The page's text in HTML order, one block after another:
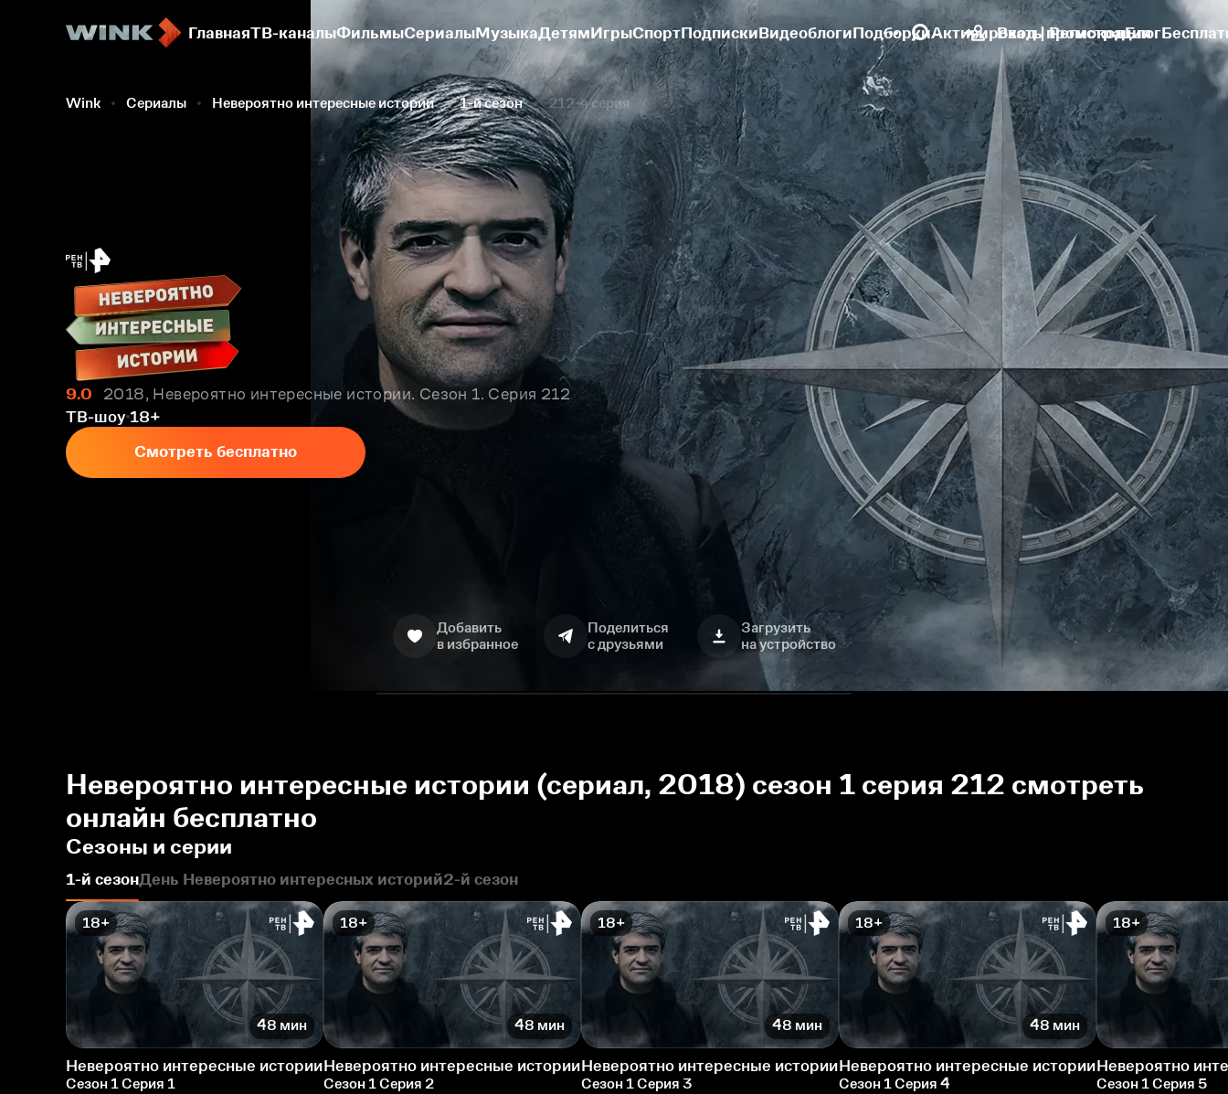
ГлавнаяТВ-каналыФильмыСериалыМузыкаДетямИгрыСпортПодпискиВидеоблогиПодборкиАктивировать промокодБлог
Вход | Регистрация
Wink Сериалы Невероятно интересные истории 1-й сезон 212-я серия
9.0
2018, Невероятно интересные истории. Сезон 1. Серия 212
ТВ-шоу 18+
Смотреть бесплатно
Добавить
в избранное
Поделиться
с друзьями
Загрузить
на устройство
Невероятно интересные истории (сериал, 2018) сезон 1 серия 212 смотреть
онлайн бесплатно
Сезоны и серии
1-й сезонДень Невероятно интересных историй2-й сезон
18+
48 мин
Невероятно интересные истории
Сезон 1 Серия 1
18+
48 мин
Невероятно интересные истории
Сезон 1 Серия 2
18+
48 мин
Невероятно интересные истории
Сезон 1 Серия 3
18+
48 мин
Невероятно интересные истории
Сезон 1 Серия 4
18+
Невероятно
Сезон 1 Серия 5